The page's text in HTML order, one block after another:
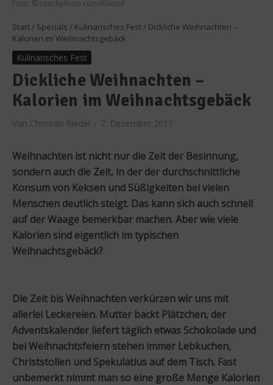
Foto: © istockphoto.com/Klaus-P
Start / Specials / Kulinarisches Fest / Dickliche Weihnachten –
Kalorien im Weihnachtsgebäck
Kulinarisches Fest
Dickliche Weihnachten –
Kalorien im Weihnachtsgebäck
Von Christian Riedel 7. Dezember 2011
Weihnachten ist nicht nur die Zeit der Besinnung,
sondern auch die Zeit, in der der durchschnittliche
Konsum von Keksen und Süßigkeiten bei vielen
Menschen deutlich steigt. Das kann sich auch schnell
auf der Waage bemerkbar machen. Aber wie viele
Kalorien sind eigentlich im typischen
Weihnachtsgebäck?
Die Zeit bis Weihnachten verkürzen wir uns mit
allerlei Leckereien. Mutter backt Plätzchen, der
Adventskalender liefert täglich etwas Schokolade und
bei Weihnachtsfeiern stehen immer Lebkuchen,
Christstollen und Spekulatius auf dem Tisch. Fast
unbemerkt nimmt man so eine große Menge Kalorien